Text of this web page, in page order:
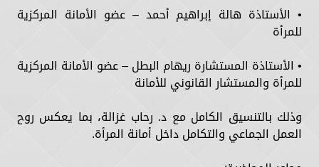
• الأستاذة هالة إبراهيم أحمد – عضو الأمانة المركزية
للمرأة
• الأستاذة المستشارة ريهام البطل – عضو الأمانة المركزية
للمرأة والمستشار القانوني للأمانة
وذلك بالتنسيق الكامل مع د. رحاب غزالة، بما يعكس روح
العمل الجماعي والتكامل داخل أمانة المرأة.